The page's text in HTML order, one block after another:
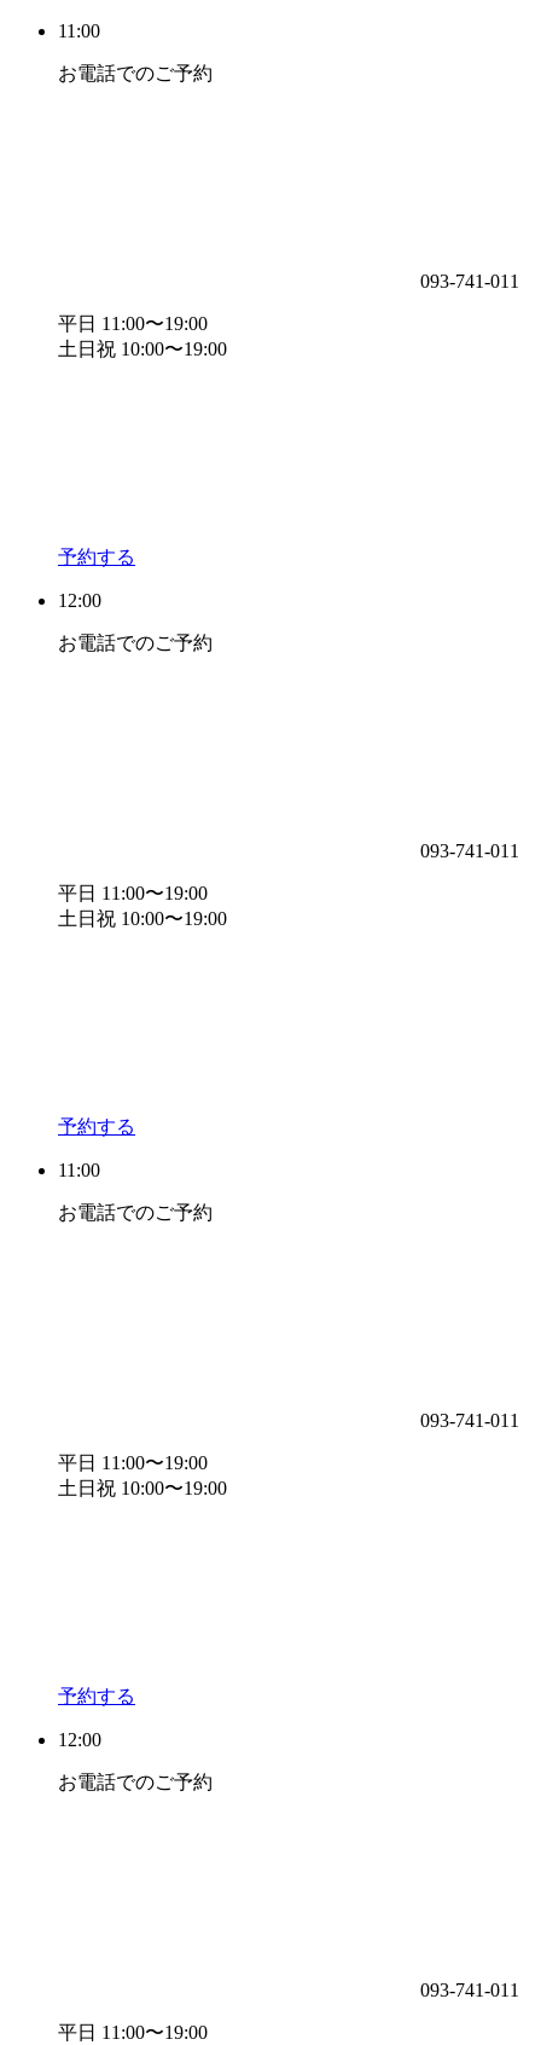
11:00
お電話でのご予約
093-741-011
平日 11:00〜19:00
土日祝 10:00〜19:00
予約する
12:00
お電話でのご予約
093-741-011
平日 11:00〜19:00
土日祝 10:00〜19:00
予約する
11:00
お電話でのご予約
093-741-011
平日 11:00〜19:00
土日祝 10:00〜19:00
予約する
12:00
お電話でのご予約
093-741-011
平日 11:00〜19:00